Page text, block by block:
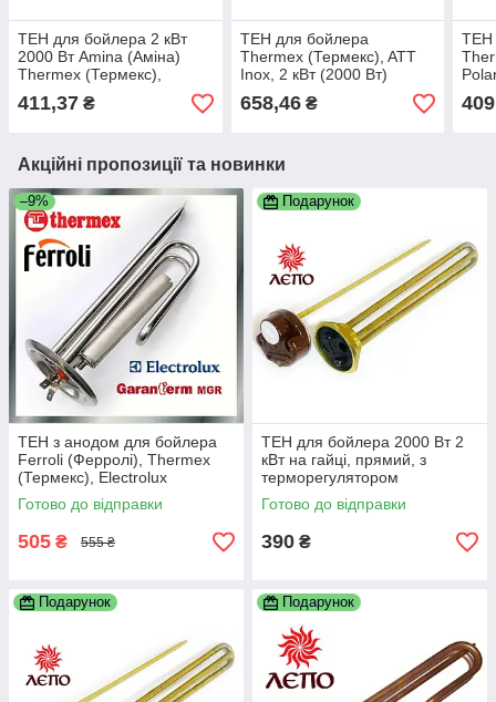
ТЕН для бойлера 2 кВт
2000 Вт Amina (Аміна)
Thermex (Термекс),
Garanterm (Гарантерм)
фланець 63 мм мідний
411,37 ₴
ТЕН для бойлера
Thermex (Термекс), ATT
Inox, 2 кВт (2000 Вт)
658,46₴
ТЕН
Акційні пропозиції та новинки
–9%
ТЕН з анодом для бойлера
Ferroli (Ферролі), Thermex
(Термекс), Electrolux
(Електролюкс), Garanterm
(Гарантерм) 1500 Вт
Готово до відправки
505 ₴ 555 ₴
Подарунок
ТЕН для бойлера 2000 Вт 2
кВт на гайці, прямий, з
терморегулятором
Готово до відправки
390 ₴
Подарунок Подарунок